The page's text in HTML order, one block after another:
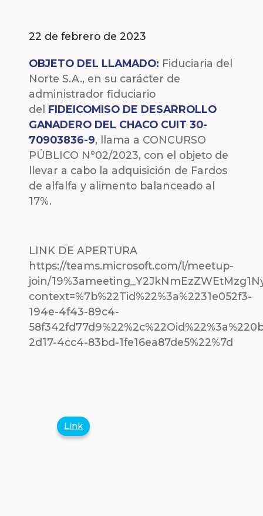
22 de febrero de 2023
OBJETO DEL LLAMADO: Fiduciaria del
Norte S.A., en su carácter de
administrador fiduciario
del FIDEICOMISO DE DESARROLLO
GANADERO DEL CHACO CUIT 30-
70903836-9, llama a CONCURSO
PÚBLICO N°02/2023, con el objeto de
llevar a cabo la adquisición de Fardos
de alfalfa y alimento balanceado al
17%.
LINK DE APERTURA
https://teams.microsoft.com/l/meetup-
join/
context=%7b%22Tid%22%3a%2231e052f3-
194e-4f43-89c4-
2d17-4cc4-83bd-1fe16ea87de5%22%7d
Link